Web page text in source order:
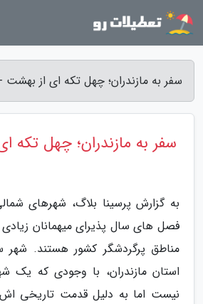
سفر به مازندران؛ چهل تکه ای از بهشت
سفر به مازندران؛ چهل تکه
به گزارش پرسینا بلاگ، شهرهای
فصل های سال پذیرای میهمانان زیادی
مناطق پرگردشگر کشور هستند. شهر
استان مازندران، با وجودی که یک
نیست اما به دلیل قدمت تاریخی